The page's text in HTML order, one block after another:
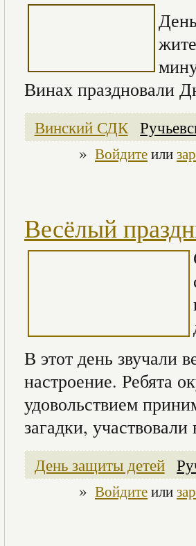
Винах праздновали
Винский СДК
» Войдитеили
Весёлый
В этот день звучали
настроение. Ребята
удовольствием
загадки,
День защиты детей
» Войдитеили